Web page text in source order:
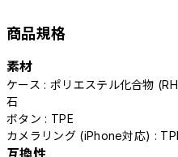
商品規格
素材
ケース : ポリエステル化合物
石
ボタン : TPE
カメラリング (iPhone対応) :